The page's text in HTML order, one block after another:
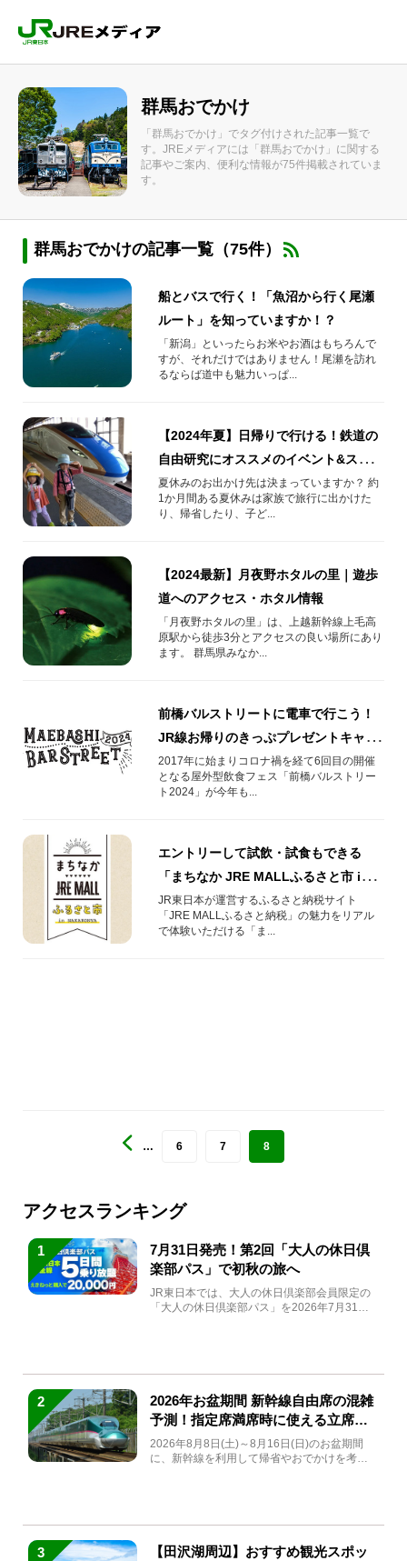
群馬おでかけ
「群馬おでかけ」でタグ付けされた記事一覧で
す。JREメディアには「群馬おでかけ」に関する
記事やご案内、便利な情報が75件掲載されていま
す。
群馬おでかけの記事一覧（75件）
船とバスで行く！「魚沼から行く尾瀬
ルート」を知っていますか！？
「新潟」といったらお米やお酒はもちろんで
すが、それだけではありません！尾瀬を訪れ
るならば道中も魅力いっぱ...
【2024年夏】日帰りで行ける！鉄道の
自由研究にオススメのイベント&スポッ
ト
夏休みのお出かけ先は決まっていますか？ 約
1か月間ある夏休みは家族で旅行に出かけた
り、帰省したり、子ど...
【2024最新】月夜野ホタルの里｜遊歩
道へのアクセス・ホタル情報
「月夜野ホタルの里」は、上越新幹線上毛高
原駅から徒歩3分とアクセスの良い場所にあり
ます。 群馬県みなか...
前橋バルストリートに電車で行こう！
JR線お帰りのきっぷプレゼントキャン
ペーン！
2017年に始まりコロナ禍を経て6回目の開催
となる屋外型飲食フェス「前橋バルストリー
ト2024」が今年も...
エントリーして試飲・試食もできる
「まちなか JRE MALLふるさと市 in
NAKAKONYA」が高崎駅近で開催！
JR東日本が運営するふるさと納税サイト
「JRE MALLふるさと納税」の魅力をリアル
で体験いただける「ま...
… 6 7 8
アクセスランキング
1
7月31日発売！第2回「大人の休日倶
楽部パス」で初秋の旅へ
JR東日本では、大人の休日倶楽部会員限定の
「大人の休日倶楽部パス」を2026年7月31日
2
2026年お盆期間 新幹線自由席の混雑
予測！指定席満席時に使える立席特
急券も解説
2026年8月8日(土)～8月16日(日)のお盆期間
に、新幹線を利用して帰省やおでかけを考え
3
【田沢湖周辺】おすすめ観光スポッ